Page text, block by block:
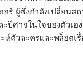
อร์ ผู้ซึ่งกำลังเปลี่ยน
ปีศาจในใจของตัวเ
ห์ตัวละครและพล็อต